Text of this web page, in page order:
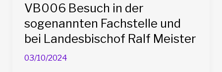
VB006 Besuch in der
sogenannten Fachstelle und
bei Landesbischof Ralf Meister
03/10/2024